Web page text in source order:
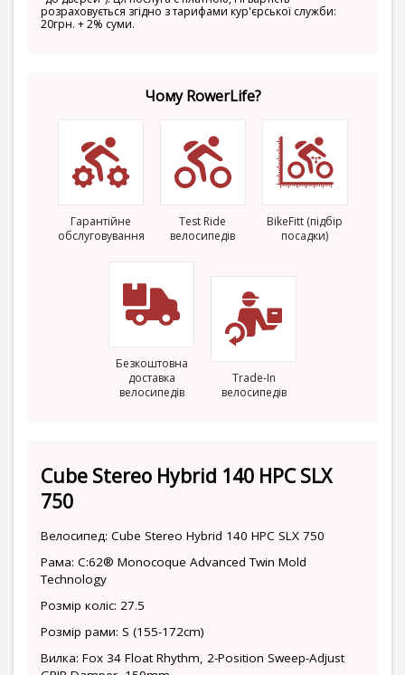
розраховується згідно з тарифами кур'єрської служби:
20грн. + 2% суми.
Чому RowerLife?
Гарантійне
обслуговування
Test Ride
велосипедів
BikeFitt (підбір
посадки)
Безкоштовна
доставка
велосипедів
Trade-In
велосипедів
Cube Stereo Hybrid 140 HPC SLX
750
Велосипед: Cube Stereo Hybrid 140 HPC SLX 750
Рама: C:62® Monocoque Advanced Twin Mold
Technology
Розмір коліс: 27.5
Розмір рами: S (155-172cm)
Вилка: Fox 34 Float Rhythm, 2-Position Sweep-Adjust